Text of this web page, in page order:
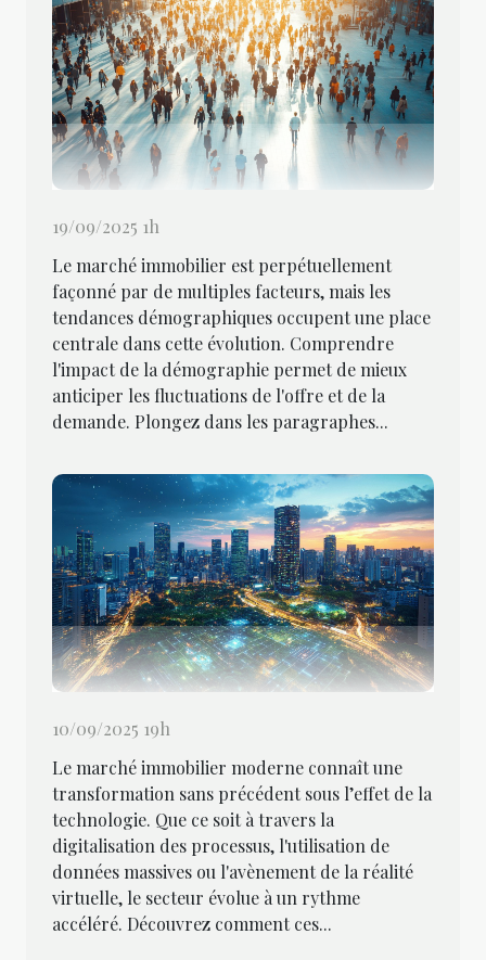
19/09/2025 1h
Le marché immobilier est perpétuellement
façonné par de multiples facteurs, mais les
tendances démographiques occupent une place
centrale dans cette évolution. Comprendre
l'impact de la démographie permet de mieux
anticiper les fluctuations de l'offre et de la
demande. Plongez dans les paragraphes...
10/09/2025 19h
Le marché immobilier moderne connaît une
transformation sans précédent sous l’effet de la
technologie. Que ce soit à travers la
digitalisation des processus, l'utilisation de
données massives ou l'avènement de la réalité
virtuelle, le secteur évolue à un rythme
accéléré. Découvrez comment ces...